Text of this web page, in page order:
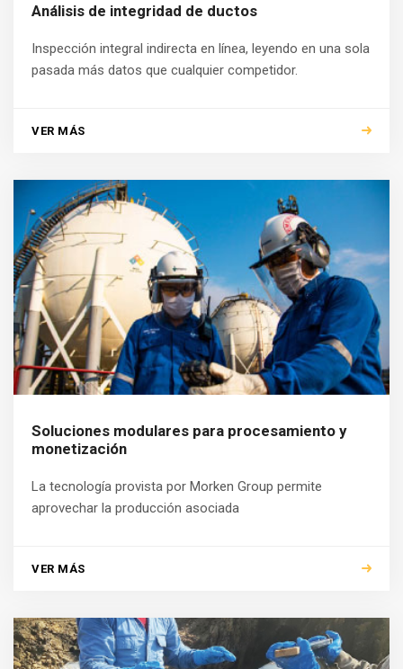
Análisis de integridad de ductos
Inspección integral indirecta en línea, leyendo en una sola
pasada más datos que cualquier competidor.
VER MÁS
Soluciones modulares para procesamiento y
monetización
La tecnología provista por Morken Group permite
aprovechar la producción asociada
VER MÁS